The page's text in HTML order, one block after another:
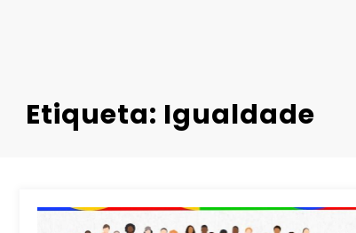
Etiqueta: Igualdade